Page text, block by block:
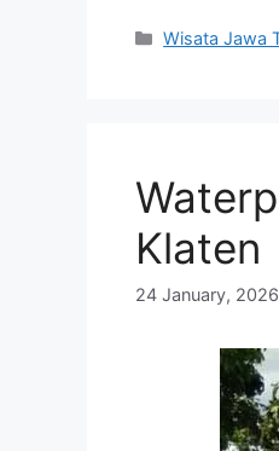
Categories
Wisata Jawa
Klaten
24 January, 2026